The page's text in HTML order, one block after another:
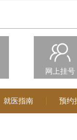
网上挂号
就医指南 预约